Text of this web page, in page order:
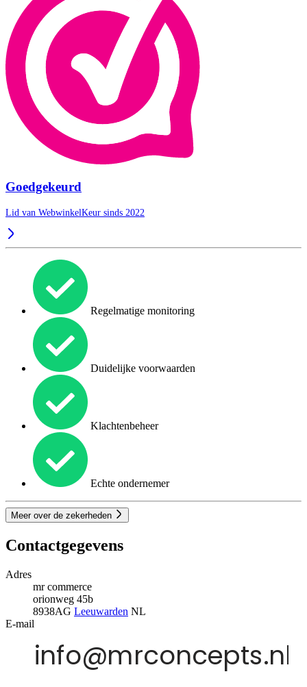
Goedgekeurd
Lid van WebwinkelKeur sinds 2022
Regelmatige monitoring
Duidelijke voorwaarden
Klachtenbeheer
Echte ondernemer
Meer over de zekerheden
Contactgegevens
Adres
mr commerce
orionweg 45b
8938AG Leeuwarden NL
E-mail